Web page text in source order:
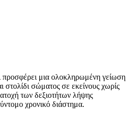
μια ολοκληρωμένη γείωση
σώματος σε εκείνους χωρίς
των δεξιοτήτων λήψης
χρονικό διάστημα.